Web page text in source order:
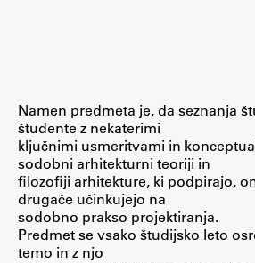
Aktualno
Obvestila
Novice
Koledar dogodkov
Program dela
Namen predmeta je, da seznanja
študente z nekaterimi
ključnimi usmeritvami in
sodobni arhitekturni teoriji in
filozofiji arhitekture, ki podpirajo,
drugače učinkujejo na
sodobno prakso projektiranja.
Predmet se vsako študijsko leto
temo in z njo